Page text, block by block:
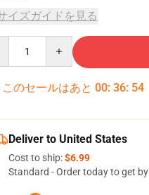
イズガイドを見る
このセールはあと 00: 36: 53
Deliver to United States
Cost to ship:$6.99
Standard - Order today to get by